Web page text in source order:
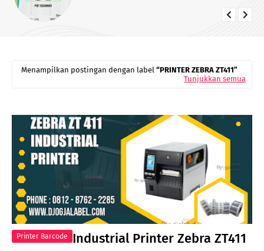
Menampilkan postingan dengan label PRINTER ZEBRA ZT411
Tunjukkan semua
Printer Barcode Industrial Printer Zebra ZT411